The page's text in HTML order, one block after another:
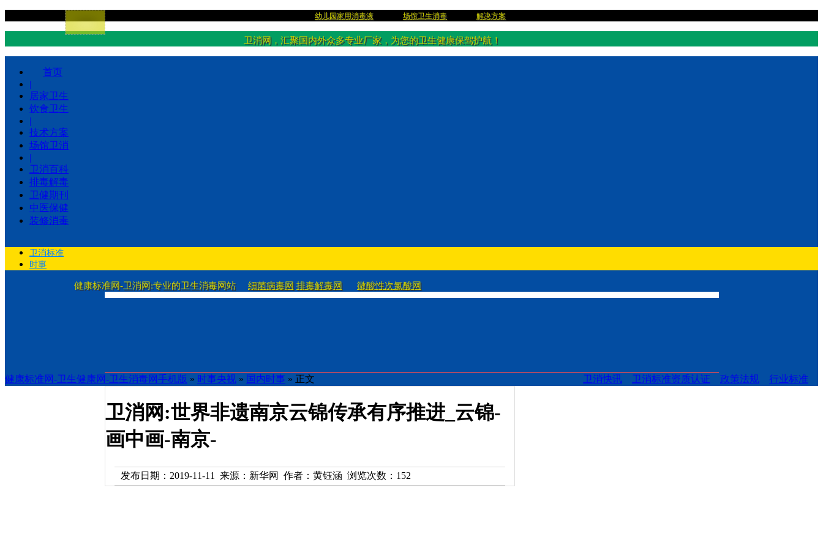
幼儿园家用消毒液 场馆卫生消毒 解决方案
卫消网，汇聚国内外众多专业厂家，为您的卫生健康保驾护航！
首页
|
居家卫生
饮食卫生
|
技术方案
场馆卫消
|
卫消百科
排毒解毒
卫健期刊
中医保健
装修消毒
卫消标准
时事
健康标准网-卫消网:专业的卫生消毒网站 细菌病毒网 排毒解毒网 微酸性次氯酸网
健康标准网-卫生健康网-卫生消毒网手机版 » 时事央视 » 国内时事 » 正文 卫消快讯 卫消标准资质认证 政策法规 行业标准
卫消网:世界非遗南京云锦传承有序推进_云锦-
画中画-南京-
发布日期：2019-11-11 来源：新华网 作者：黄钰涵 浏览次数： 152